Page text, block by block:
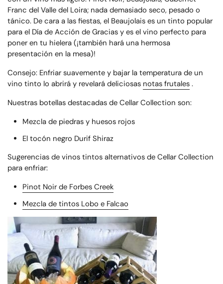
Franc del Valle del Loira; nada demasiado seco, pesado o
tánico. De cara a las fiestas, el Beaujolais es un tinto popular
para el Día de Acción de Gracias y es el vino perfecto para
poner en tu hielera (¡también hará una hermosa
presentación en la mesa)!
Consejo: Enfriar suavemente y bajar la temperatura de un
vino tinto lo abrirá y revelará deliciosas notas frutales .
Nuestras botellas destacadas de Cellar Collection son:
Mezcla de piedras y huesos rojos
El tocón negro Durif Shiraz
Sugerencias de vinos tintos alternativos de Cellar Collection
para enfriar:
Pinot Noir de Forbes Creek
Mezcla de tintos Lobo e Falcao